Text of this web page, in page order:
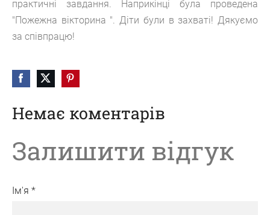
практичні завдання. Наприкінці була проведена
"Пожежна вікторина ". Діти були в захваті! Дякуємо
за співпрацю!
Немає коментарів
Залишити відгук
Ім'я *